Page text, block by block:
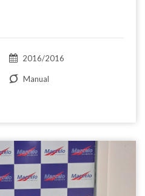
2016/2016
Manual